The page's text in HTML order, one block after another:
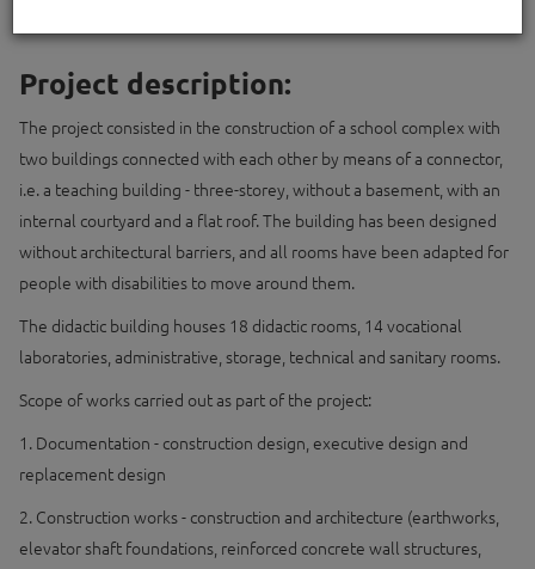
Project description:
The project consisted in the construction of a school complex with
two buildings connected with each other by means of a connector,
i.e. a teaching building - three-storey, without a basement, with an
internal courtyard and a flat roof. The building has been designed
without architectural barriers, and all rooms have been adapted for
people with disabilities to move around them.
The didactic building houses 18 didactic rooms, 14 vocational
laboratories, administrative, storage, technical and sanitary rooms.
Scope of works carried out as part of the project:
1. Documentation - construction design, executive design and
replacement design
2. Construction works - construction and architecture (earthworks,
elevator shaft foundations, reinforced concrete wall structures,